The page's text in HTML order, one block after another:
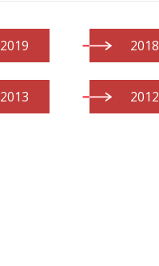
2019 2018
2013 2012